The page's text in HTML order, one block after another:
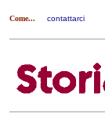
Come... contattarci